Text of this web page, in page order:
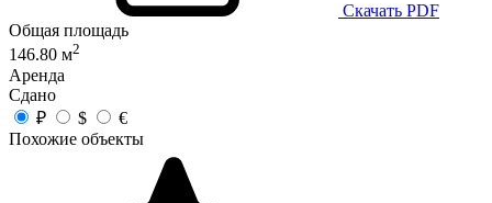
Скачать PDF
Общая площадь
146.80 м2
Аренда
Сдано
₽
$
€
Похожие объекты